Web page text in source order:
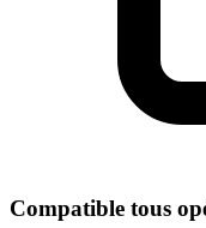
Compatible tous